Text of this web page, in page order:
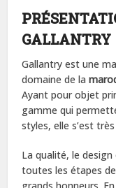
GALLANTRY
Gallantry est une
domaine de la
Ayant pour objet
gamme qui
styles, elle s’est
La qualité, le
toutes les étapes
grands honneurs.